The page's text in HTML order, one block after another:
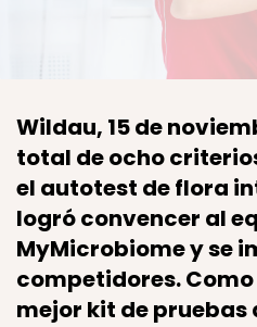
Wildau, 15 de
total de ocho
el autotest de flora
logró convencer al
MyMicrobiome y se
competidores.
mejor kit de